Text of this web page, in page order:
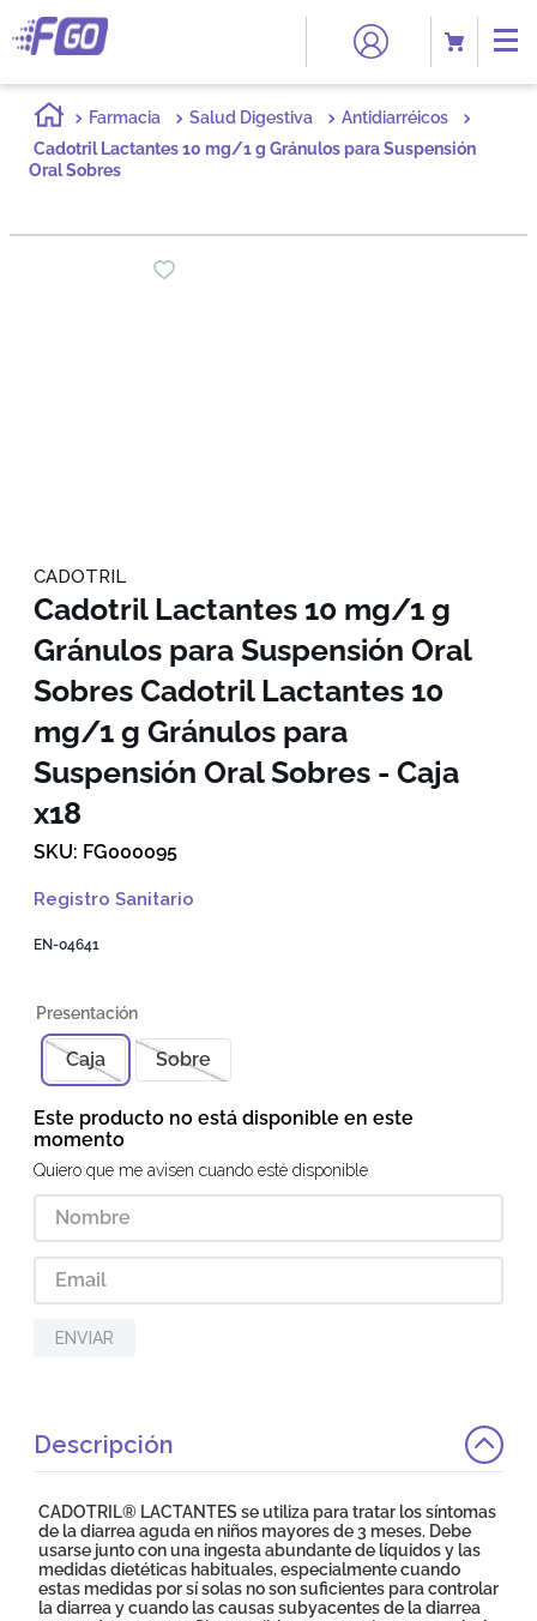
Farmacia Salud Digestiva
Antidiarréicos
Cadotril Lactantes 10 mg/1 g Gránulos para Suspensión
Oral Sobres
CADOTRIL
Cadotril Lactantes 10 mg/1 g
Gránulos para Suspensión Oral
Sobres Cadotril Lactantes 10
mg/1 g Gránulos para
Suspensión Oral Sobres - Caja
x18
FG000095
Registro Sanitario
EN-04641
Caja Sobre
Este producto no está disponible en este
momento
Quiero que me avisen cuando esté disponible
ENVIAR
Descripción
CADOTRIL® LACTANTES se utiliza para tratar los síntomas
de la diarrea aguda en niños mayores de 3 meses. Debe
usarse junto con una ingesta abundante de líquidos y las
medidas dietéticas habituales, especialmente cuando
estas medidas por sí solas no son suficientes para controlar
la diarrea y cuando las causas subyacentes de la diarrea